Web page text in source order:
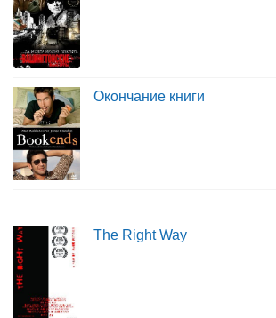
Окончание книги
The Right Way